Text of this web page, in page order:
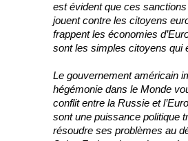
est évident que ces
jouent contre les citoyens
frappent les économies
sont les simples citoyens qui
Le gouvernement américain
hégémonie dans le Monde
conflit entre la Russie et
sont une puissance politique
résoudre ses problèmes au